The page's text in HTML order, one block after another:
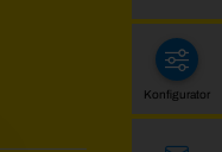
Konfigurator